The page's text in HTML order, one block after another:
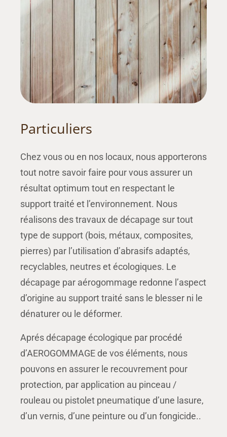
Particuliers
Chez vous ou en nos locaux, nous apporterons
tout notre savoir faire pour vous assurer un
résultat optimum tout en respectant le
support traité et l’environnement. Nous
réalisons des travaux de décapage sur tout
type de support (bois, métaux, composites,
pierres) par l’utilisation d’abrasifs adaptés,
recyclables, neutres et écologiques. Le
décapage par aérogommage redonne l’aspect
d’origine au support traité sans le blesser ni le
dénaturer ou le déformer.
Aprés décapage écologique par procédé
d’AEROGOMMAGE de vos éléments, nous
pouvons en assurer le recouvrement pour
protection, par application au pinceau /
rouleau ou pistolet pneumatique d’une lasure,
d’un vernis, d’une peinture ou d’un fongicide..